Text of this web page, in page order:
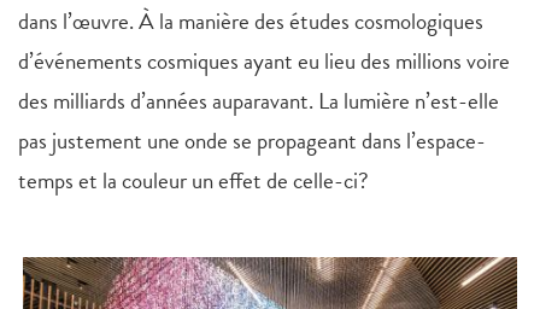
dans l’œuvre. À la manière des études cosmologiques
d’événements cosmiques ayant eu lieu des millions voire
des milliards d’années auparavant. La lumière n’est-elle
pas justement une onde se propageant dans l’espace-
temps et la couleur un effet de celle-ci?